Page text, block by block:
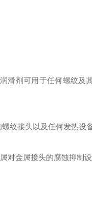
滑剂可用于任何螺纹及
纹接头以及任何发热设
对金属接头的腐蚀抑制